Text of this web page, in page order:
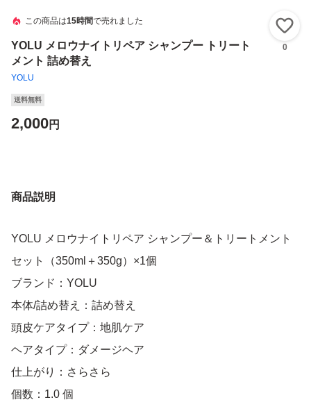
この商品は15時間で売れました
YOLU メロウナイトリペア シャンプー トリート
メント 詰め替え
YOLU
0
送料無料
2,000円
商品説明
YOLU メロウナイトリペア シャンプー＆トリートメント
セット（350ml＋350g）×1個
ブランド：YOLU
本体/詰め替え：詰め替え
頭皮ケアタイプ：地肌ケア
ヘアタイプ：ダメージヘア
仕上がり：さらさら
個数：1.0 個